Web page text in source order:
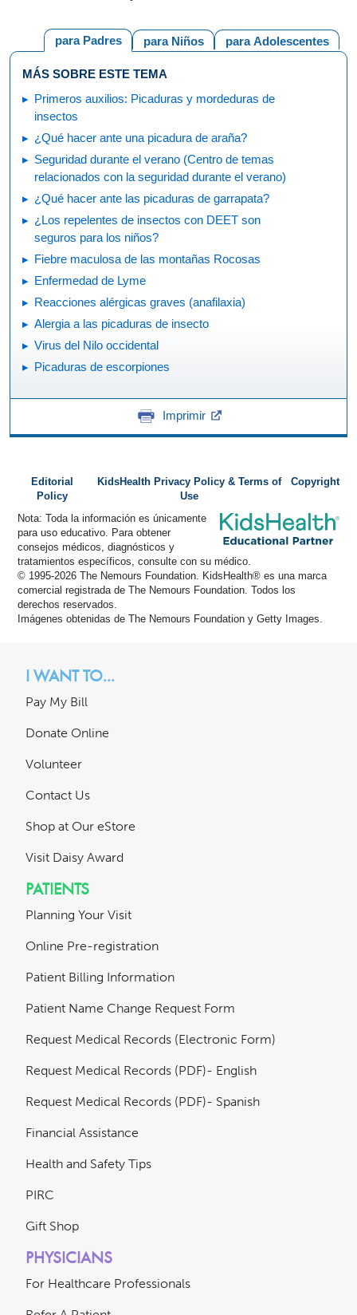
para Adolescentes
para Niños
para Padres
MÁS SOBRE ESTE TEMA
Primeros auxilios: Picaduras y mordeduras de
insectos
¿Qué hacer ante una picadura de araña?
Seguridad durante el verano (Centro de temas
relacionados con la seguridad durante el verano)
¿Qué hacer ante las picaduras de garrapata?
¿Los repelentes de insectos con DEET son
seguros para los niños?
Fiebre maculosa de las montañas Rocosas
Enfermedad de Lyme
Reacciones alérgicas graves (anafilaxia)
Alergia a las picaduras de insecto
Virus del Nilo occidental
Picaduras de escorpiones
Imprimir
Editorial
Policy
KidsHealth Privacy Policy & Terms of
Use
Copyright
Nota: Toda la información es únicamente
para uso educativo. Para obtener
consejos médicos, diagnósticos y
tratamientos específicos, consulte con su médico.
© 1995-2026 The Nemours Foundation. KidsHealth® es una marca
comercial registrada de The Nemours Foundation. Todos los
derechos reservados.
Imágenes obtenidas de The Nemours Foundation y Getty Images.
I WANT TO...
Pay My Bill
Donate Online
Volunteer
Contact Us
Shop at Our eStore
Visit Daisy Award
PATIENTS
Planning Your Visit
Online Pre-registration
Patient Billing Information
Patient Name Change Request Form
Request Medical Records (Electronic Form)
Request Medical Records (PDF)- English
Request Medical Records (PDF)- Spanish
Financial Assistance
Health and Safety Tips
PIRC
Gift Shop
PHYSICIANS
For Healthcare Professionals